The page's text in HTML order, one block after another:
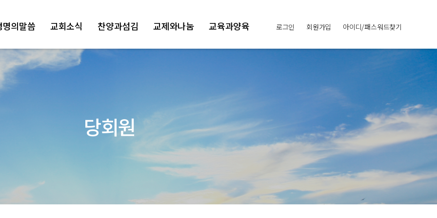
로그인 회원가입 아이디/패스워드찾기
명의말씀 교회소식 찬양과섬김 교제와나눔 교육과양육
당회원